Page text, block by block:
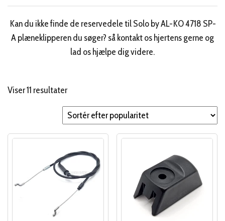
Kan du ikke finde de reservedele til Solo by AL-KO 4718 SP-
A plæneklipperen du søger? så kontakt os hjertens gerne og
lad os hjælpe dig videre.
Viser 11 resultaterSorteret
efter
popularitet